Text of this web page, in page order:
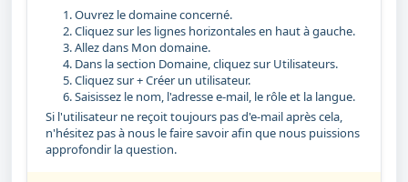
Ouvrez le domaine concerné.
Cliquez sur les lignes horizontales en haut à gauche.
Allez dans Mon domaine.
Dans la section Domaine, cliquez sur Utilisateurs.
Cliquez sur + Créer un utilisateur.
Saisissez le nom, l'adresse e-mail, le rôle et la langue.
Si l'utilisateur ne reçoit toujours pas d'e-mail après cela,
n'hésitez pas à nous le faire savoir afin que nous puissions
approfondir la question.